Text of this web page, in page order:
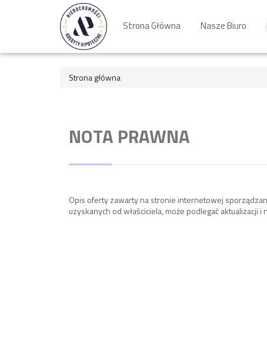
Strona Główna Nasze Biuro
Strona główna
NOTA PRAWNA
Opis oferty zawarty na stronie internetowej
uzyskanych od właściciela, może podlegać aktualizacji